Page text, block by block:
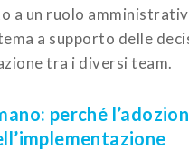
a un ruolo
a supporto delle
tra i diversi team.
perché